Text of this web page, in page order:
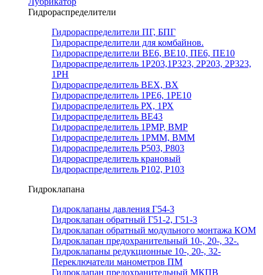
Гидрораспределители
Гидрораспределители ПГ, БПГ
Гидрораспределители для комбайнов.
Гидрораспределители ВЕ6, ВЕ10, ПЕ6, ПЕ10
Гидрораспределитель 1Р203,1Р323, 2Р203, 2Р323,
1РН
Гидрораспределитель ВЕХ, ВХ
Гидрораспределитель 1РЕ6, 1РЕ10
Гидрораспределитель РХ, 1РХ
Гидрораспределитель ВЕ43
Гидрораспределитель 1РМР, ВМР
Гидрораспределитель 1РММ, ВММ
Гидрораспределитель Р503, Р803
Гидрораспределитель крановый
Гидрораспределитель Р102, Р103
Гидроклапана
Гидроклапаны давления Г54-3
Гидроклапан обратный Г51-2, Г51-3
Гидроклапан обратный модульного монтажа КОМ
Гидроклапан предохранительный 10-, 20-, 32-.
Гидроклапаны редукционные 10-, 20-, 32-
Переключатели манометров ПМ
Гидроклапан предохранительный МКПВ